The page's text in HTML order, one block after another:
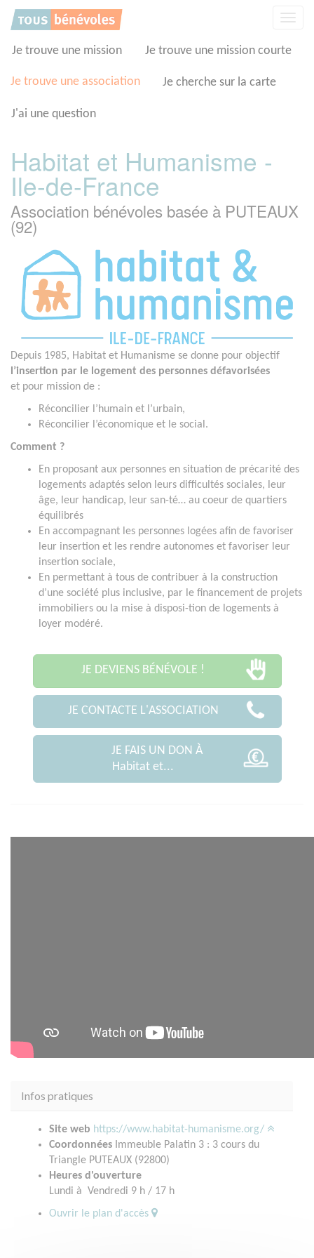
Je trouve une mission Je trouve une mission courte
Je trouve une association Je cherche sur la carte
J'ai une question
Habitat et Humanisme -
Ile-de-France
Association bénévoles basée à PUTEAUX
(92)
Depuis 1985, Habitat et Humanisme se donne pour objectif
l’insertion par le logement des personnes défavorisées
et pour mission de :
Réconcilier l’humain et l’urbain,
Réconcilier l’économique et le social.
Comment ?
En proposant aux personnes en situation de précarité des
logements adaptés selon leurs difficultés sociales, leur
âge, leur handicap, leur san-té… au coeur de quartiers
équilibrés
En accompagnant les personnes logées afin de favoriser
leur insertion et les rendre autonomes et favoriser leur
insertion sociale,
En permettant à tous de contribuer à la construction
d’une société plus inclusive, par le financement de projets
immobiliers ou la mise à disposi-tion de logements à
loyer modéré.
JE DEVIENS BÉNÉVOLE !
JE CONTACTE L'ASSOCIATION
JE FAIS UN DON À
Habitat et...
Infos pratiques
Site web https://www.habitat-humanisme.org/
Coordonnées Immeuble Palatin 3 : 3 cours du
Triangle PUTEAUX (92800)
Heures d'ouverture
Lundi à Vendredi 9 h / 17 h
Ouvrir le plan d'accès
Panneau de gestion des cookies